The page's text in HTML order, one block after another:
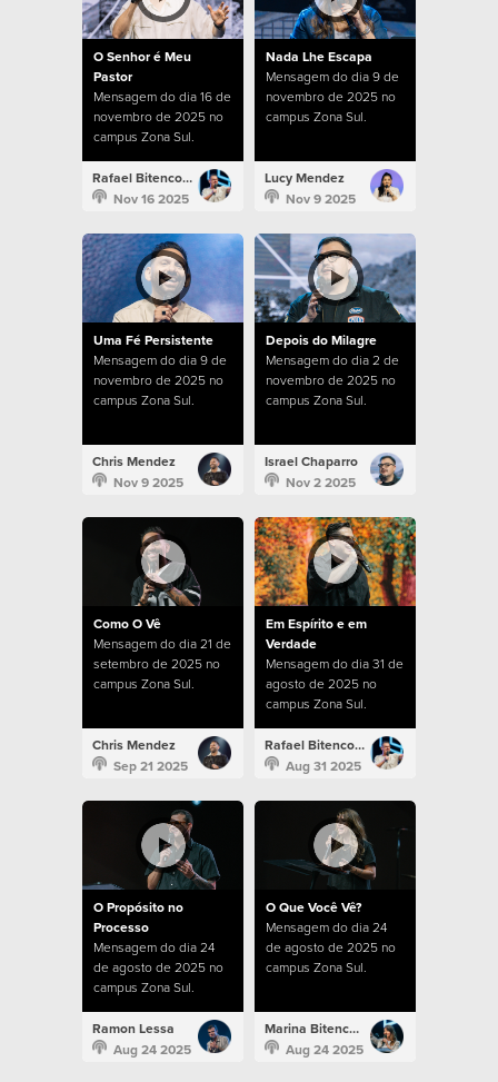
O Senhor é Meu
Pastor
Mensagem do dia 16 de
novembro de 2025 no
campus Zona Sul.
Rafael Bitencourt
Nov 16 2025
Nada Lhe Escapa
Mensagem do dia 9 de
novembro de 2025 no
campus Zona Sul.
Lucy Mendez
Nov 9 2025
Uma Fé Persistente
Mensagem do dia 9 de
novembro de 2025 no
campus Zona Sul.
Chris Mendez
Nov 9 2025
Depois do Milagre
Mensagem do dia 2 de
novembro de 2025 no
campus Zona Sul.
Israel Chaparro
Nov 2 2025
Como O Vê
Mensagem do dia 21 de
setembro de 2025 no
campus Zona Sul.
Chris Mendez
Sep 21 2025
Em Espírito e em
Verdade
Mensagem do dia 31 de
agosto de 2025 no
campus Zona Sul.
Rafael Bitencourt
Aug 31 2025
O Propósito no
Processo
Mensagem do dia 24
de agosto de 2025 no
campus Zona Sul.
Ramon Lessa
Aug 24 2025
O Que Você Vê?
Mensagem do dia 24
de agosto de 2025 no
campus Zona Sul.
Marina Bitencourt
Aug 24 2025